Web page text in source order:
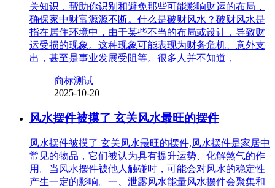
关知识，帮助你识别和避免那些可能影响财运的布局，
确保家中财富源源不断。什么是破财风水？破财风水是
指在居住环境中，由于某些不当的布局或设计，导致财
运受损的现象。这种现象可能表现为财务危机、意外支
出，甚至是事业发展受阻等。很多人并不知道，
商标测试
2025-10-20
风水摆件被摸了 玄关风水最旺的摆件
风水摆件被摸了 玄关风水最旺的摆件,风水摆件是家居中
常见的物品，它们被认为具有提升运势、化解煞气的作
用。当风水摆件被他人触碰时，可能会对风水的稳定性
产生一定的影响。一、泄露风水能量风水摆件会聚集和